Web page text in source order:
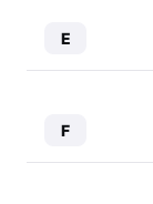
E
F